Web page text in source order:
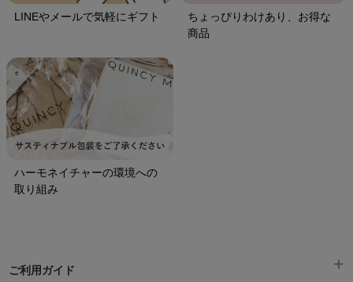
LINEやメールで気軽にギフト
ちょっぴりわけあり、お得な
商品
ハーモネイチャーの環境への
取り組み
ご利用ガイド